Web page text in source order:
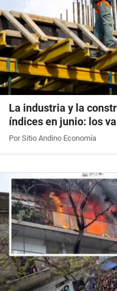
La industria y la
índices en junio: los
Por Sitio Andino Economía